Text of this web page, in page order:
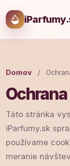
Domov /
Táto stránka
iParfumy.sk
používame
meranie